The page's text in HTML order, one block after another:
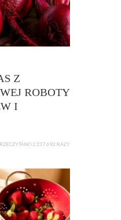
Z
ROBOTY
I
2 237 692 RAZY